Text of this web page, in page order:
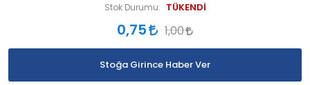
Stok Durumu: TÜKENDİ
0,75 1,00
Stoğa Girince Haber Ver